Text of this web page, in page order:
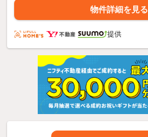
物件詳細を見る
提供